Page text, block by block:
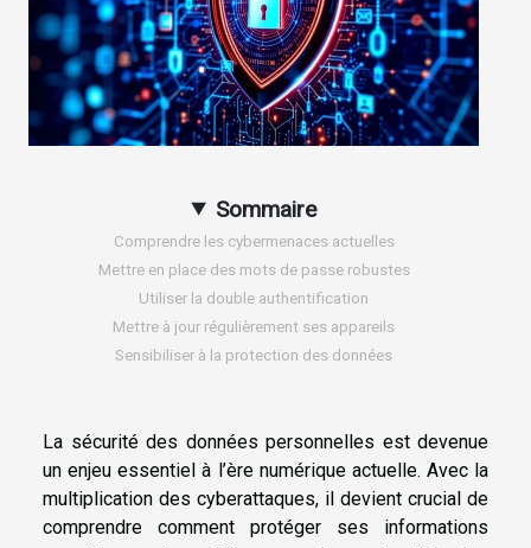
Sommaire
Comprendre les cybermenaces actuelles
Mettre en place des mots de passe robustes
Utiliser la double authentification
Mettre à jour régulièrement ses appareils
Sensibiliser à la protection des données
La sécurité des données personnelles est devenue
un enjeu essentiel à l’ère numérique actuelle. Avec la
multiplication des cyberattaques, il devient crucial de
comprendre comment protéger ses informations